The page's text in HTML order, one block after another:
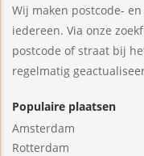
Wij maken postcode-
iedereen. Via onze
postcode of straat bij
regelmatig
Populaire plaatsen
Amsterdam
Rotterdam